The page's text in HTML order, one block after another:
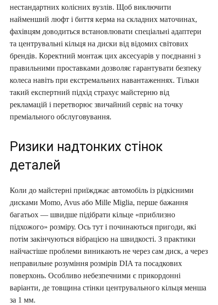
нестандартних колісних вузлів. Щоб виключити
найменший люфт і биття керма на складних маточинах,
фахівцям доводиться встановлювати спеціальні адаптери
та центрувальні кільця на диски від відомих світових
брендів. Коректний монтаж цих аксесуарів у поєднанні з
правильними проставками дозволяє гарантувати безпеку
колеса навіть при екстремальних навантаженнях. Тільки
такий експертний підхід страхує майстерню від
рекламацій і перетворює звичайний сервіс на точку
преміального обслуговування.
Ризики надтонких стінок
деталей
Коли до майстерні приїжджає автомобіль із рідкісними
дисками Momo, Avus або Mille Miglia, перше бажання
багатьох — швидше підібрати кільце «приблизно
підхожого» розміру. Ось тут і починаються пригоди, які
потім закінчуються вібрацією на швидкості. З практики
найчастіше проблеми виникають не через сам диск, а через
неправильне розуміння розмірів DIA та посадкових
поверхонь. Особливо небезпечними є прикордонні
варіанти, де товщина стінки центрувального кільця менша
за 1 мм.